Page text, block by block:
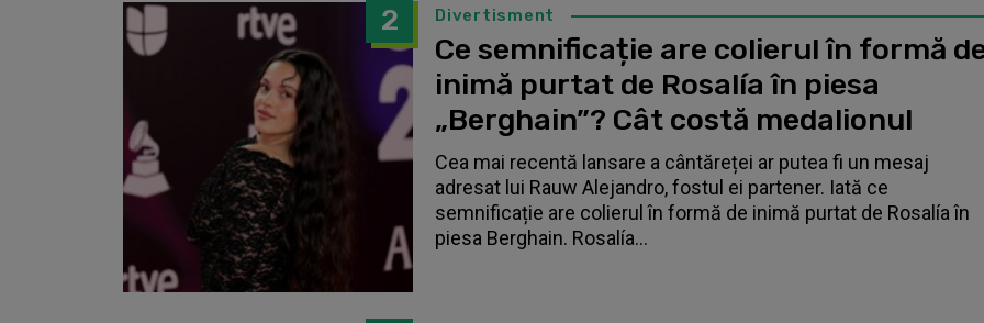
2 Divertisment
Ce semnificație are colierul în formă
inimă purtat de Rosalía în piesa
„Berghain”? Cât costă medalionul
Cea mai recentă lansare a cântăreței ar putea fi un mesaj
adresat lui Rauw Alejandro, fostul ei partener. Iată ce
semnificație are colierul în formă de inimă purtat de Rosalía în
piesa Berghain. Rosalía...